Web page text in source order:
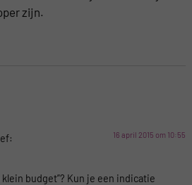
zijn.
16 april 2015 om 10:55
budget”? Kun je een indicatie